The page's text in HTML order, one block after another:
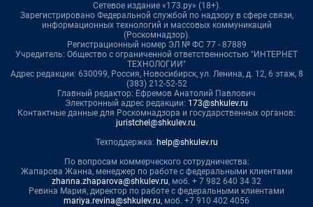
Сетевое издание «173.ру» (18+).
Зарегистрировано Федеральной службой по надзору в сфере связи,
информационных технологий и массовых коммуникаций
(Роскомнадзор).
Регистрационный номер ЭЛ № ФС 77 - 87889
Учредитель: Общество с ограниченной ответственностью "ИНТЕРНЕТ
ТЕХНОЛОГИИ"
Адрес редакции: 630099, Россия, Новосибирск, ул. Ленина, д. 12, 6 этаж, 8
(383) 212-52-52
Главный редактор: Ефремов Анатолий Павлович
Электронный адрес редакции: 173@shkulev.ru
Контактные данные для Роскомнадзора и государственных органов:
juristchel@shkulev.ru.
Техподдержка: help@shkulev.ru
По вопросам коммерческого сотрудничества:
Жапарова Жанна, менеджер по работе с федеральными клиентами
zhanna.zhaparova@shkulev.ru, моб. + 7 982 640 34 32
Ревина Мария, директор по работе с федеральными клиентами
mariya.revina@shkulev.ru, моб. +7 910 402 4056